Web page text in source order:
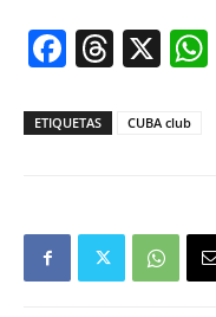
X
ETIQUETAS CUBA club